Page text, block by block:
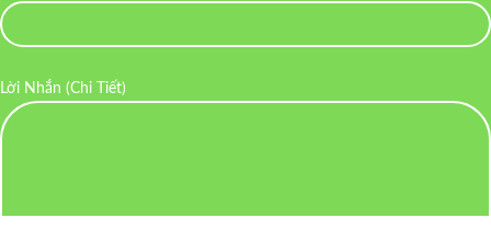
Lời Nhắn (Chi Tiết)